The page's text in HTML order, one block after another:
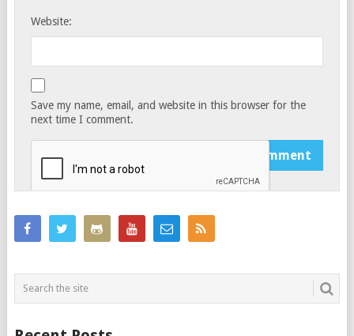
Website:
Save my name, email, and website in this browser for the
next time I comment.